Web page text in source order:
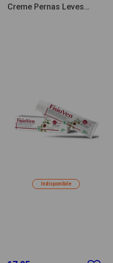
Creme Pernas Leves
Indisponibile